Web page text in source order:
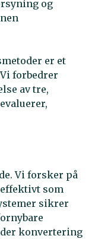
og
er et
forbedrer
av tre,
Vi forsker på
som
sikrer
konvertering